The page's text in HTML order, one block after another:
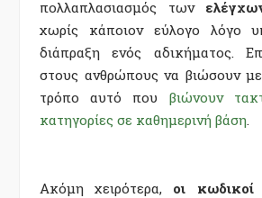
πολλαπλασιασμός των
χωρίς κάποιον εύλογο λόγο
διάπραξη ενός αδικήματος.
στους ανθρώπους να βιώσουν
τρόπο αυτό που βιώνουν
κατηγορίες σε καθημερινή βάση
Ακόμη χειρότερα, οι κωδικοί